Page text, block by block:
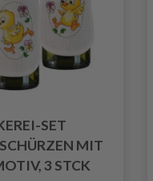
SET
MIT
3 STCK